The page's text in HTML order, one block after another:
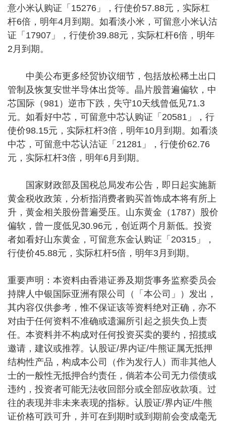
意小米认购证「15276」，行使价57.88元，实际杠
杆6倍，明年4月到期。如看淡小米，可留意小米认沽
证「17907」，行使价39.88元，实际杠杆6倍，明年
2月到期。
中美公布更多经贸协议细节，包括放松稀土出口
管制及恢复安世半导体出货等。晶片股普遍偏软，中
芯国际（981）逆市下跌，失守10天线曾低见71.3
元。如看好中芯，可留意中芯认购证「20581」，行
使价98.15元，实际杠杆3倍，明年10月到期。如看淡
中芯，可留意中芯认沽证「21281」，行使价62.76
元，实际杠杆3倍，明年6月到期。
国家财政部及国税总局发布公告，即日起实施新
黄金税收政策，分析指消费者购买首饰成本将有所上
升，黄金相关股份普遍受压。山东黄金（1787）股价
偏软，曾一度低见30.96元，创近两个月新低。投资
者如看好山东黄金，可留意东金认购证「20315」，
行使价45.88元，实际杠杆5倍，明年3月到期。
重要声明：本资料由香港证券及期货事务监察委员会
持牌人中银国际亚洲有限公司（「本公司」）发出，
其内容仅供参考，惟不保证该等资料绝对正确，亦不
对由于任何资料不准确或遗漏所引起之损失负上责
任。本资料并不构成对任何投资买卖的要约，招揽或
邀请，建议或推荐。认股证/界内证/牛熊证属无抵押
结构性产品，构成本公司（作为发行人）而非其他人
士的一般性无抵押合约责任，倘若本公司无力偿债或
违约，投资者可能无法收回部分或全部应收款项。过
往的表现并非未来表现的指标。认股证/界内证/牛熊
证价格可跌可升，并可在到期时或到期前会变成毫无